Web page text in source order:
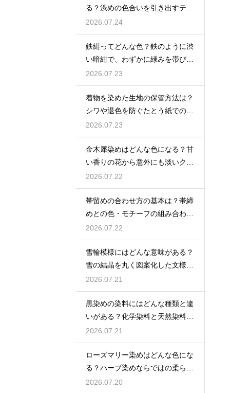
る？渋めの色合いを引き出すテク
ニック
2026.07.24
鉄紺ってどんな色？鉄のように渋
い暗紺で、わずかに緑みを帯びた
伝統色を解説
2026.07.23
着物を染めた生地の保管方法は？
シワや退色を防ぐたとう紙での保
存術
2026.07.23
金木犀染めはどんな色になる？甘
い香りの花から意外にも淡いクリ
ーム色〜ベージュに染まる
2026.07.22
帯留めの合わせ方の基本は？帯締
めとの色・モチーフの組み合わせ
で失敗しないコツを解説
2026.07.22
雪輪模様にはどんな意味がある？
雪の結晶を丸く図案化した文様に
清浄と豊年への願いを込めた意味
を解説
2026.07.21
黒染めの染料にはどんな種類と違
いがある？化学染料と天然染料そ
れぞれの特徴を詳しく解説
2026.07.21
ローズマリー染めはどんな色にな
る？ハーブ染めならではの柔らか
な黄緑〜ベージュ系の色合い
2026.07.20